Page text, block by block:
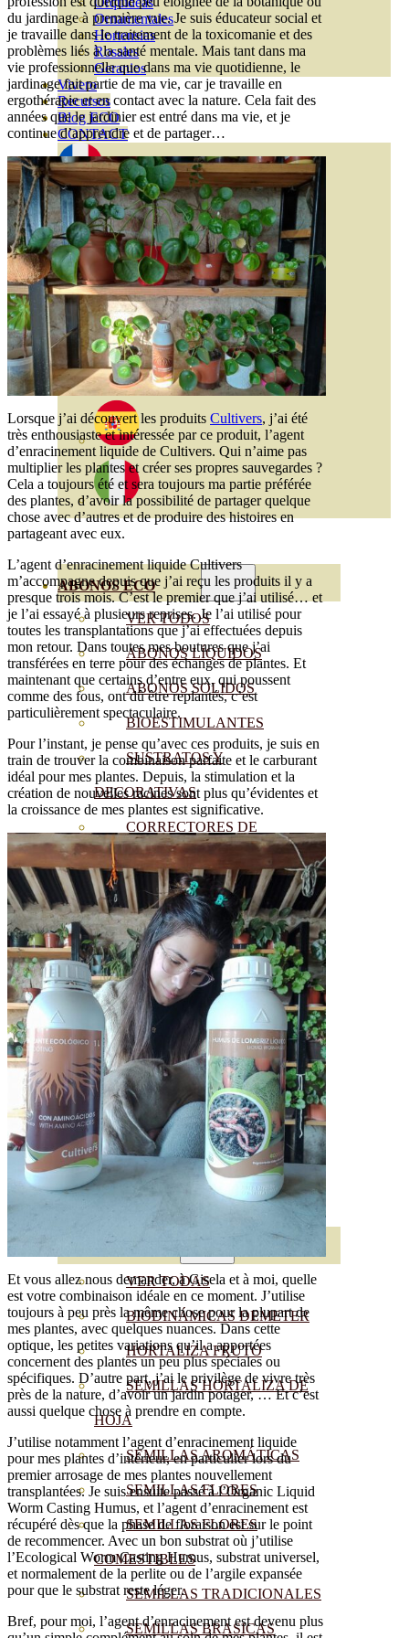
Ornamentales
Hortensias
Rosales
Geranios
Vivero
Recursos
Blog ECO
CONTACT
ABONOS ECO
VER TODOS
ABONOS LÍQUIDOS
ABONOS SOLIDOS
BIOESTIMULANTES
SUSTRATOS Y
DECORATIVAS
CORRECTORES DE
CARENCIAS
ENRAIZANTES
MADURACIÓN Y ENGORDE
REGENERADORES DEL
SUELO
ÁCIDOS HÚMICOS
MATERIAS PRIMAS
PROTECCIÓN CULTIVOS Y
PLANTAS
PLANTAS INTERIOR
GROWPUNCH
SEMILLAS
VER TODAS
BIODINÁMICAS DEMETER
HORTALIZA FRUTO
SEMILLAS HORTALIZA DE
HOJA
SEMILLAS AROMÁTICAS
SEMILLAS FLORES
SEMILLAS FLORES
COMESTIBLES
SEMILLAS TRADICIONALES
SEMILLAS BRASICAS
du jardinage à première vue. Je suis éducateur social et
je travaille dans le traitement de la toxicomanie et des
problèmes liés à la santé mentale. Mais tant dans ma
vie professionnelle que dans ma vie quotidienne, le
jardinage fait partie de ma vie, car je travaille en
ergothérapie et en contact avec la nature. Cela fait des
années que le jardinier est entré dans ma vie, et je
continue d’apprendre et de partager…
Lorsque j’ai découvert les produits Cultivers, j’ai été
très enthousiaste et intéressée par ce produit, l’agent
d’enracinement liquide de Cultivers. Qui n’aime pas
multiplier les plantes et créer ses propres sauvegardes ?
Cela a toujours été et sera toujours ma partie préférée
des plantes, d’avoir la possibilité de partager quelque
chose avec d’autres et de produire des histoires en
partageant avec eux.
L’agent d’enracinement liquide Cultivers
m’accompagne depuis que j’ai reçu les produits il y a
presque trois mois. C’est le premier que j’ai utilisé… et
je l’ai essayé à plusieurs reprises. Je l’ai utilisé pour
toutes les transplantations que j’ai effectuées depuis
mon retour. Dans toutes mes boutures que j’ai
transférées en terre pour des échanges de plantes. Et
maintenant que certains d’entre eux, qui poussent
comme des fous, ont dû être replantés, c’est
particulièrement spectaculaire.
Pour l’instant, je pense qu’avec ces produits, je suis en
train de trouver la combinaison parfaite et le carburant
idéal pour mes plantes. Depuis, la stimulation et la
création de nouvelles racines sont plus qu’évidentes et
la croissance de mes plantes est significative.
Et vous allez nous demander, à Gisela et à moi, quelle
est votre combinaison idéale en ce moment. J’utilise
toujours à peu près la même chose pour la plupart de
mes plantes, avec quelques nuances. Dans cette
optique, les petites variations qu’il a apportées
concernent des plantes un peu plus spéciales ou
spécifiques. D’autre part, j’ai le privilège de vivre très
près de la nature, d’avoir un jardin potager, … Et c’est
aussi quelque chose à prendre en compte.
J’utilise notamment l’agent d’enracinement liquide
pour mes plantes d’intérieur, en particulier lors du
premier arrosage de mes plantes nouvellement
transplantées. Je suis ensuite passé à l’Organic Liquid
Worm Casting Humus, et l’agent d’enracinement est
récupéré dès que la phase de floraison est sur le point
de recommencer. Avec un bon substrat où j’utilise
l’Ecological Worm Casting Humus, substrat universel,
et normalement de la perlite ou de l’argile expansée
pour que le substrat reste léger.
Bref, pour moi, l’agent d’enracinement est devenu plus